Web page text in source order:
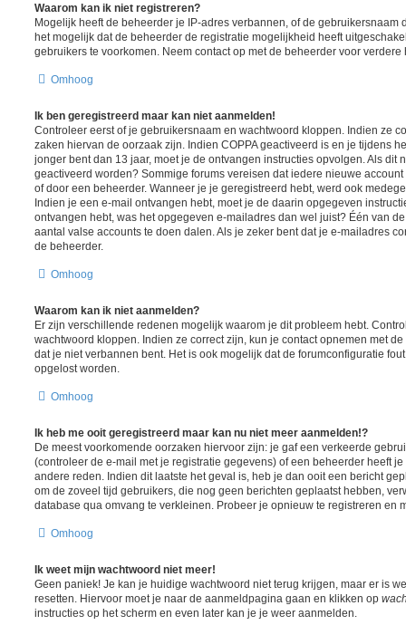
Waarom kan ik niet registreren?
Mogelijk heeft de beheerder je IP-adres verbannen, of de gebruikersnaam
het mogelijk dat de beheerder de registratie mogelijkheid heeft
gebruikers te voorkomen. Neem contact op met de beheerder voor verdere
Omhoog
Ik ben geregistreerd maar kan niet aanmelden!
Controleer eerst of je gebruikersnaam en wachtwoord kloppen. Indien ze
zaken hiervan de oorzaak zijn. Indien COPPA geactiveerd is en je tijdens
jonger bent dan 13 jaar, moet je de ontvangen instructies opvolgen. Als dit
geactiveerd worden? Sommige forums vereisen dat iedere nieuwe
of door een beheerder. Wanneer je je geregistreerd hebt, werd ook
Indien je een e-mail ontvangen hebt, moet je de daarin opgegeven
ontvangen hebt, was het opgegeven e-mailadres dan wel juist? Één van
aantal valse accounts te doen dalen. Als je zeker bent dat je e-mailadres
de beheerder.
Omhoog
Waarom kan ik niet aanmelden?
Er zijn verschillende redenen mogelijk waarom je dit probleem hebt.
wachtwoord kloppen. Indien ze correct zijn, kun je contact opnemen met
dat je niet verbannen bent. Het is ook mogelijk dat de forumconfiguratie
opgelost worden.
Omhoog
Ik heb me ooit geregistreerd maar kan nu niet meer aanmelden!?
De meest voorkomende oorzaken hiervoor zijn: je gaf een verkeerde
(controleer de e-mail met je registratie gegevens) of een beheerder heeft
andere reden. Indien dit laatste het geval is, heb je dan ooit een bericht
om de zoveel tijd gebruikers, die nog geen berichten geplaatst hebben,
database qua omvang te verkleinen. Probeer je opnieuw te registreren en
Omhoog
Ik weet mijn wachtwoord niet meer!
Geen paniek! Je kan je huidige wachtwoord niet terug krijgen, maar er is
resetten. Hiervoor moet je naar de aanmeldpagina gaan en klikken op
instructies op het scherm en even later kan je je weer aanmelden.